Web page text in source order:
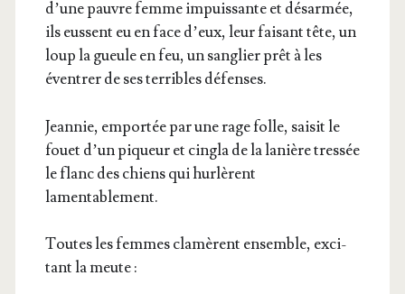
d’une pauvre femme impuis­sante et désar­mée,
ils eussent eu en face d’eux, leur fai­sant tête, un
loup la gueule en feu, un san­glier prêt à les
éven­trer de ses ter­ribles défenses.
Jean­nie, empor­tée par une rage folle, sai­sit le
fouet d’un piqueur et cin­gla de la lanière tres­sée
le flanc des chiens qui hur­lèrent
lamentablement.
Toutes les femmes cla­mèrent ensemble, exci­
tant la meute :